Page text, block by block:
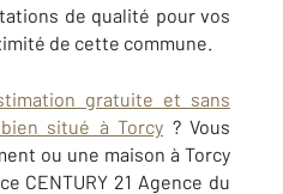
de qualité pour vos
de cette commune.
gratuite et sans
situé à Torcy ? Vous
ou une maison à Torcy
CENTURY 21 Agence du